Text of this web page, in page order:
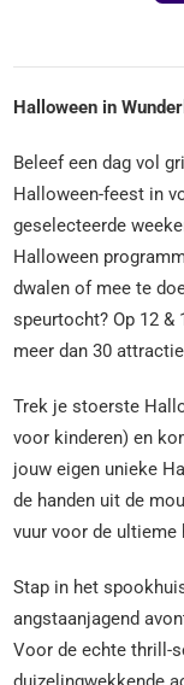
Halloween in
Beleef een dag vol
Halloween-feest in
geselecteerde
Halloween
dwalen of mee te
speurtocht? Op 12 &
meer dan 30
Trek je stoerste
voor kinderen) en
jouw eigen unieke
de handen uit de
vuur voor de ultieme
Stap in het
angstaanjagend
Voor de echte thrill-